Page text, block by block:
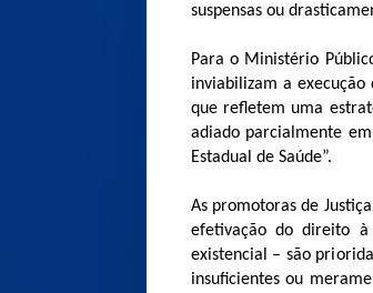
suspensas ou
Para o Ministério
inviabilizam a execução
que refletem uma
adiado parcialmente
Estadual de Saúde”.
As promotoras de
efetivação do direito
existencial – são
insuficientes ou